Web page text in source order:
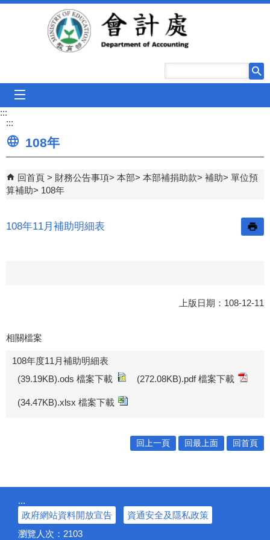
跳到主要內容區塊
:::
:::
108年
回首頁 財務公告事項 本部 本部補捐助款 補助
單位預
算補助
108年
108年11月補助明細表
上版日期：108-12-11
相關檔案
108年度11月補助明細表
(39.19KB).ods 檔案下載
(272.08KB).pdf 檔案下載
(34.47KB).xlsx 檔案下載
回上一頁 回最上面 回首頁
:::
政府網站資料開放宣告
資通安全及隱私政策
瀏覽人次： 2103